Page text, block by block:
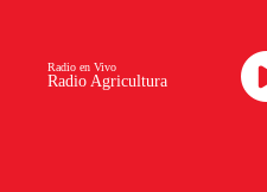
Ver comentarios
Radio Agricultura
Radio en Vivo